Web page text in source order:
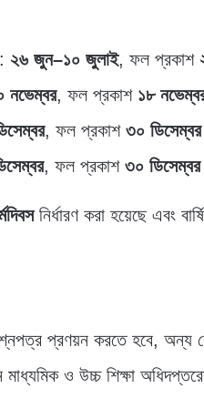
২৬ জুন–১০ জুলাই, ফল প্রকাশ
নভেম্বর, ফল প্রকাশ ১৮
, ফল প্রকাশ ৩০ ডিসেম্বর
, ফল প্রকাশ ৩০ ডিসেম্বর
নির্ধারণ করা হয়েছে এবং
প্রণয়ন করতে হবে, অন্য
মাধ্যমিক ও উচ্চ শিক্ষা